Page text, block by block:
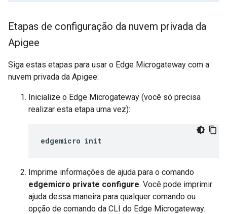
Etapas de configuração da nuvem privada da
Apigee
Siga estas etapas para usar o Edge Microgateway com a
nuvem privada da Apigee:
Inicialize o Edge Microgateway (você só precisa
realizar esta etapa uma vez):
edgemicro init
Imprime informações de ajuda para o comando
edgemicro private configure. Você pode imprimir
ajuda dessa maneira para qualquer comando ou
opção de comando da CLI do Edge Microgateway.